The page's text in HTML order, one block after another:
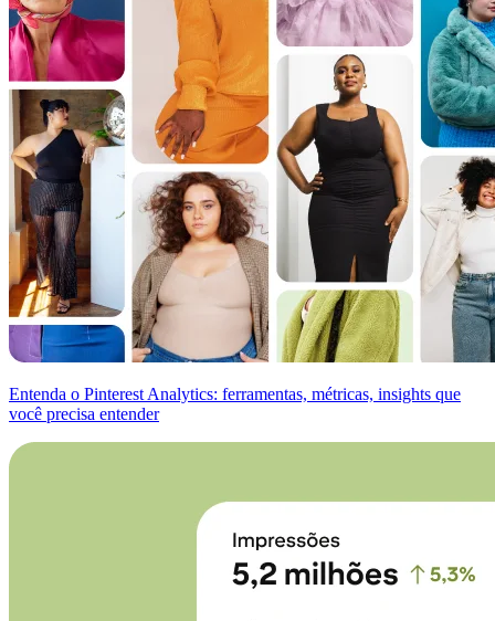
Entenda o Pinterest Analytics: ferramentas, métricas, insights que
você precisa entender